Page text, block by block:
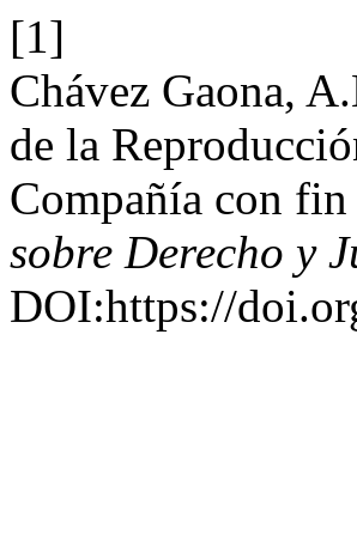
[1]
Chávez Gaona,
de la
Compañía con
sobre Derecho y
DOI:https://